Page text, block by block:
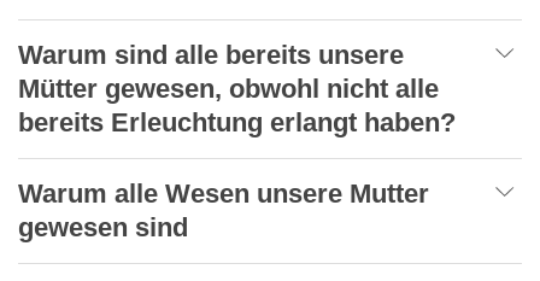
Warum sind alle bereits unsere
Mütter gewesen, obwohl nicht alle
bereits Erleuchtung erlangt haben?
Warum alle Wesen unsere Mutter
gewesen sind